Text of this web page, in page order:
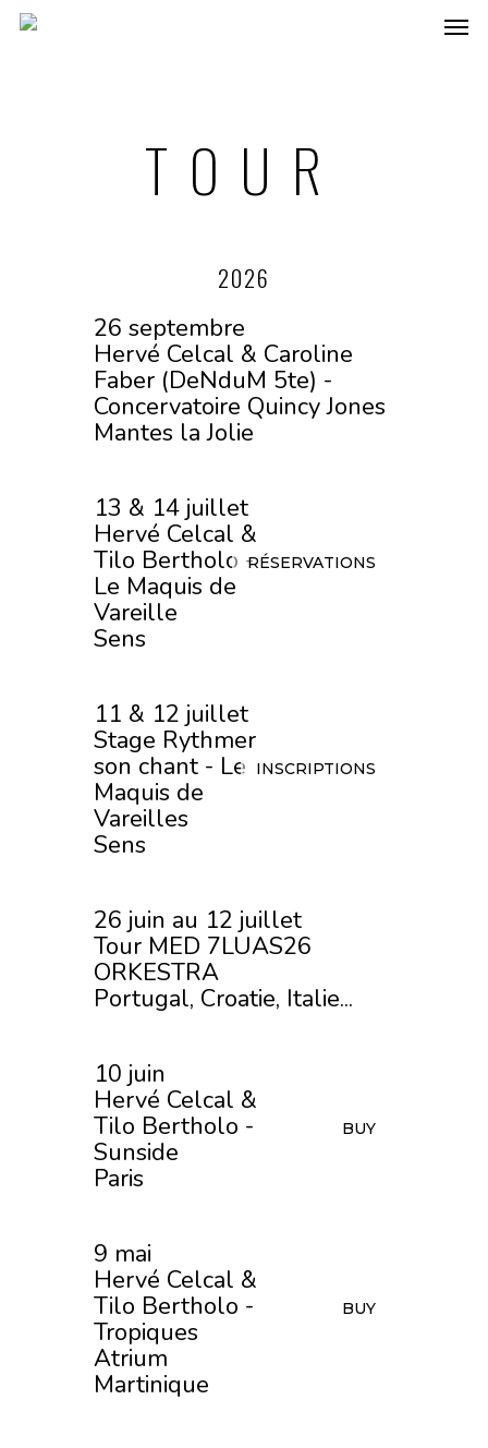
TOUR
2026
26 septembre
Hervé Celcal & Caroline
Faber (DeNduM 5te) -
Concervatoire Quincy Jones
Mantes la Jolie
13 & 14 juillet
Hervé Celcal &
Tilo Bertholo -
Le Maquis de
Vareille
Sens
RÉSERVATIONS
11 & 12 juillet
Stage Rythmer
son chant - Le
Maquis de
Vareilles
Sens
INSCRIPTIONS
26 juin au 12 juillet
Tour MED 7LUAS26
ORKESTRA
Portugal, Croatie, Italie...
10 juin
Hervé Celcal &
Tilo Bertholo -
Sunside
Paris
BUY
9 mai
Hervé Celcal &
Tilo Bertholo -
Tropiques
Atrium
Martinique
BUY